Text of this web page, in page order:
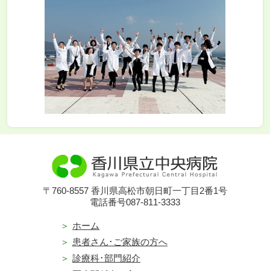
〒760-8557 香川県高松市朝日町一丁目2番1号
電話番号087-811-3333
ホーム
患者さん･ご家族の方へ
診療科･部門紹介